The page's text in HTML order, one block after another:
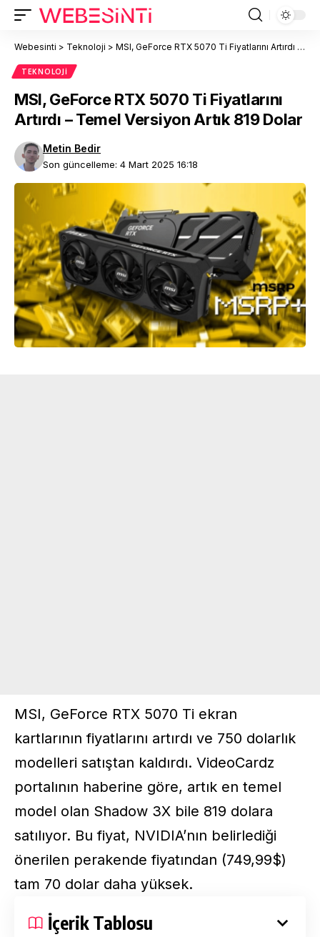
Webesinti > Teknoloji > MSI, GeForce RTX 5070 Ti Fiyatlarını Artırdı – Temel Versiyon Artık 819 Dolar
TEKNOLOJI
MSI, GeForce RTX 5070 Ti Fiyatlarını
Artırdı – Temel Versiyon Artık 819 Dolar
Son güncelleme: 4 Mart 2025 16:18
Metin Bedir
MSI, GeForce RTX 5070 Ti ekran
kartlarının fiyatlarını artırdı ve 750 dolarlık
modelleri satıştan kaldırdı. VideoCardz
portalının haberine göre, artık en temel
model olan Shadow 3X bile 819 dolara
satılıyor. Bu fiyat, NVIDIA’nın belirlediği
önerilen perakende fiyatından (749,99$)
tam 70 dolar daha yüksek.
İçerik Tablosu